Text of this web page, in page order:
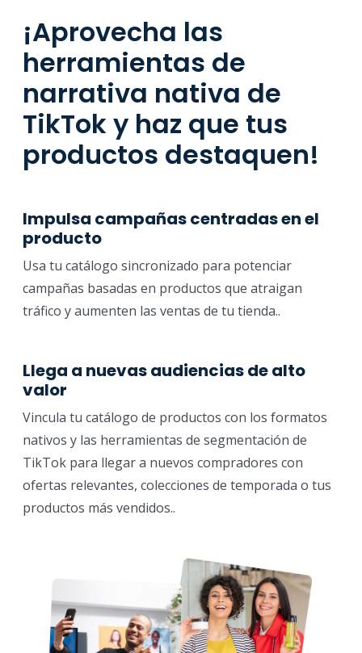
¡Aprovecha las
herramientas de
narrativa nativa de
TikTok y haz que tus
productos destaquen!
Impulsa campañas centradas en el
producto
Usa tu catálogo sincronizado para potenciar
campañas basadas en productos que atraigan
tráfico y aumenten las ventas de tu tienda..
Llega a nuevas audiencias de alto
valor
Vincula tu catálogo de productos con los formatos
nativos y las herramientas de segmentación de
TikTok para llegar a nuevos compradores con
ofertas relevantes, colecciones de temporada o tus
productos más vendidos..